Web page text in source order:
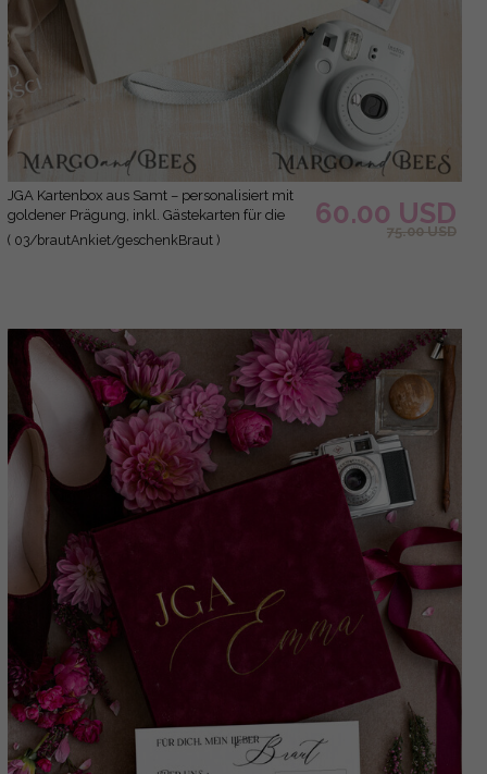
JGA Kartenbox aus Samt – personalisiert mit
goldener Prägung, inkl. Gästekarten für die
Braut
( 03/brautAnkiet/geschenkBraut )
60.00 USD
75.00 USD